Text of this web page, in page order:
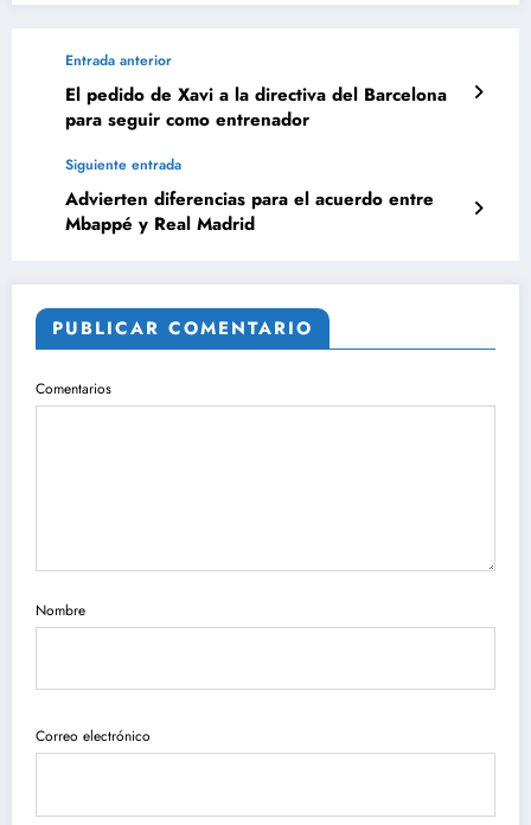
Entrada anterior
El pedido de Xavi a la directiva del Barcelona
para seguir como entrenador
Siguiente entrada
Advierten diferencias para el acuerdo entre
Mbappé y Real Madrid
PUBLICAR COMENTARIO
Comentarios
Nombre
Correo electrónico